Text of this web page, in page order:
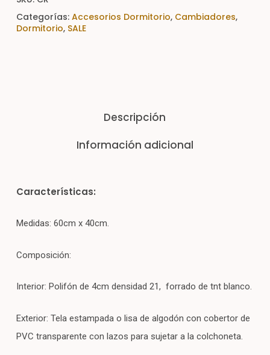
Categorías: Accesorios Dormitorio, Cambiadores,
Dormitorio, SALE
Descripción
Información adicional
Características:
Medidas: 60cm x 40cm.
Composición:
Interior: Polifón de 4cm densidad 21, forrado de tnt blanco.
Exterior: Tela estampada o lisa de algodón con cobertor de
PVC transparente con lazos para sujetar a la colchoneta.